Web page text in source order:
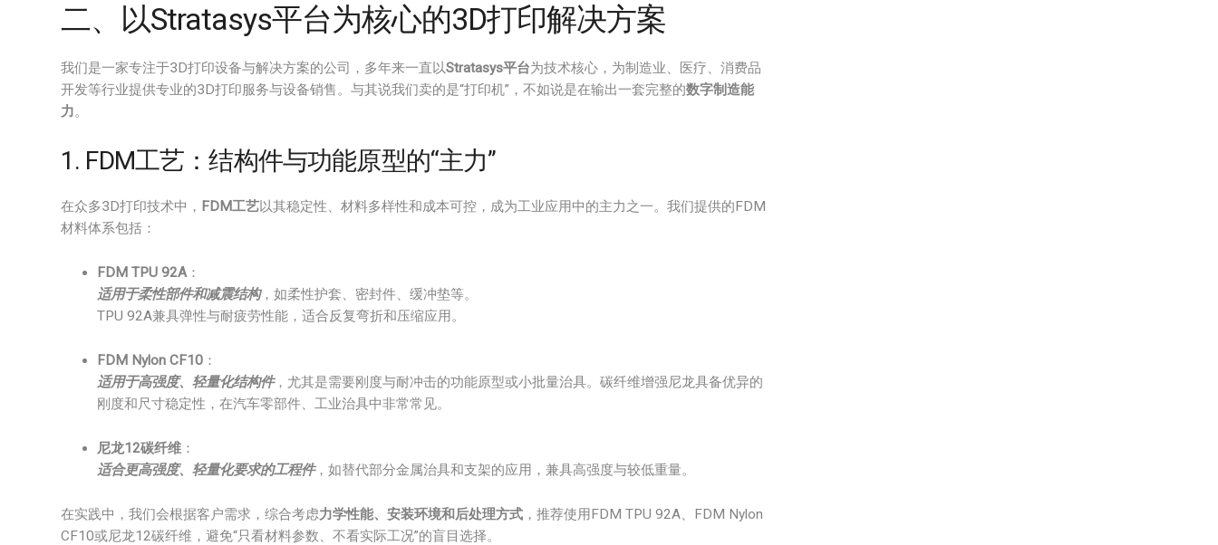
二、以Stratasys平台为核心的3D打印解决方案
我们是一家专注于3D打印设备与解决方案的公司，多年来一直以Stratasys平台为技术核心，为制造业、医疗、消费品
开发等行业提供专业的3D打印服务与设备销售。与其说我们卖的是“打印机”，不如说是在输出一套完整的数字制造能
力。
1. FDM工艺：结构件与功能原型的“主力”
在众多3D打印技术中， FDM工艺以其稳定性、材料多样性和成本可控，成为工业应用中的主力之一。我们提供的FDM
材料体系包括：
FDM TPU 92A：
适用于柔性部件和减震结构，如柔性护套、密封件、缓冲垫等。
TPU 92A兼具弹性与耐疲劳性能，适合反复弯折和压缩应用。
FDM Nylon CF10 ：
适用于高强度、轻量化结构件，尤其是需要刚度与耐冲击的功能原型或小批量治具。碳纤维增强尼龙具备优异的
刚度和尺寸稳定性，在汽车零部件、工业治具中非常常见。
尼龙12碳纤维 ：
适合更高强度、轻量化要求的工程件，如替代部分金属治具和支架的应用，兼具高强度与较低重量。
在实践中，我们会根据客户需求，综合考虑力学性能、安装环境和后处理方式 ，推荐使用FDM TPU 92A、FDM Nylon
CF10或尼龙12碳纤维，避免“只看材料参数、不看实际工况”的盲目选择。